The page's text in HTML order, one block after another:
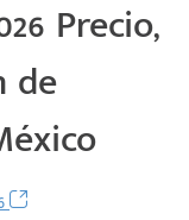
Precio,
de